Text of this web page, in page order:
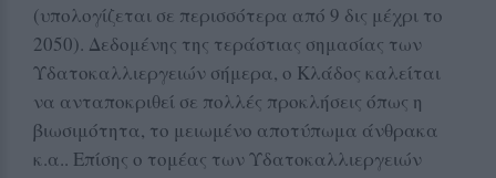
(υπολογίζεται σε περισσότερα από 9 δις μέχρι το
2050). Δεδομένης της τεράστιας σημασίας των
Υδατοκαλλιεργειών σήμερα, ο Κλάδος καλείται
να ανταποκριθεί σε πολλές προκλήσεις όπως η
βιωσιμότητα, το μειωμένο αποτύπωμα άνθρακα
κ.α.. Επίσης ο τομέας των Υδατοκαλλιεργειών